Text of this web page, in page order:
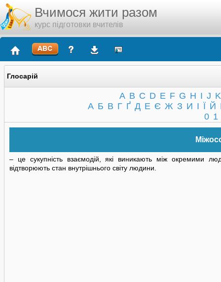
Вчимося жити разом
курс підготовки вчителів
Глосарій
A B C D E F G H I J K
А Б В Г Ґ Д Е Є Ж З И І Ї Й
0 1
– це сукупність взаємодій, які виникають між окремими
відтворюють стан внутрішнього світу людини.